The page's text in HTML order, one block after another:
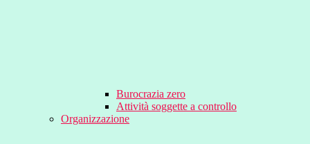
Burocrazia zero
Attività soggette a controllo
Organizzazione